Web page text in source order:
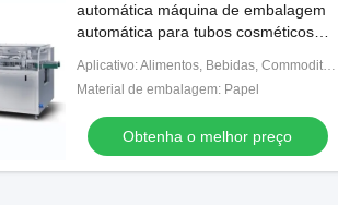
automática máquina de embalagem
automática para tubos cosméticos
Aplicativo: Alimentos, Bebidas, Commodities, Médicos, Químicos,
Material de embalagem: Papel
Obtenha o melhor preço